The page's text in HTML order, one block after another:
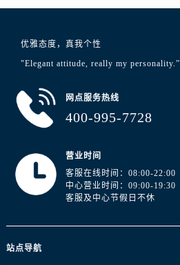
优雅态度，真我个性
"Elegant attitude, really my personality.”
网点服务热线
400-995-7728
营业时间
客服在线时间：08:00-22:00
中心营业时间：09:00-19:30
客服及中心节假日不休
站点导航